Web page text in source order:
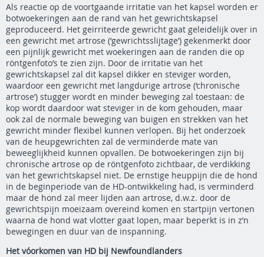
Als reactie op de voortgaande irritatie van het kapsel worden er
botwoekeringen aan de rand van het gewrichtskapsel
geproduceerd. Het geïrriteerde gewricht gaat geleidelijk over in
een gewricht met artrose (‘gewrichtsslijtage’) gekenmerkt door
een pijnlijk gewricht met woekeringen aan de randen die op
röntgenfoto’s te zien zijn. Door de irritatie van het
gewrichtskapsel zal dit kapsel dikker en steviger worden,
waardoor een gewricht met langdurige artrose (‘chronische
artrose’) stugger wordt en minder beweging zal toestaan: de
kop wordt daardoor wat steviger in de kom gehouden, maar
ook zal de normale beweging van buigen en strekken van het
gewricht minder flexibel kunnen verlopen. Bij het onderzoek
van de heupgewrichten zal de verminderde mate van
beweeglijkheid kunnen opvallen. De botwoekeringen zijn bij
chronische artrose op de röntgenfoto zichtbaar, de verdikking
van het gewrichtskapsel niet. De ernstige heuppijn die de hond
in de beginperiode van de HD-ontwikkeling had, is verminderd
maar de hond zal meer lijden aan artrose, d.w.z. door de
gewrichtspijn moeizaam overeind komen en startpijn vertonen
waarna de hond wat vlotter gaat lopen, maar beperkt is in z’n
bewegingen en duur van de inspanning.
Het vóorkomen van HD bij Newfoundlanders